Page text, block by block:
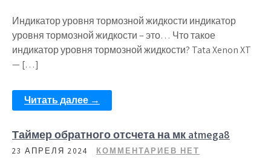
Индикатор уровня тормозной жидкости индикатор
уровня тормозной жидкости – это… Что такое
индикатор уровня тормозной жидкости? Tata Xenon XT
— […]
Читать далее →
Таймер обратного отсчета на мк atmega8
23 АПРЕЛЯ 2024 КОММЕНТАРИЕВ НЕТ